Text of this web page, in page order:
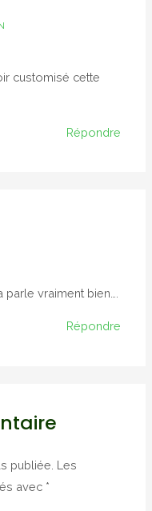
customisé cette
Répondre
vraiment bien….
Répondre
publiée. Les
avec *